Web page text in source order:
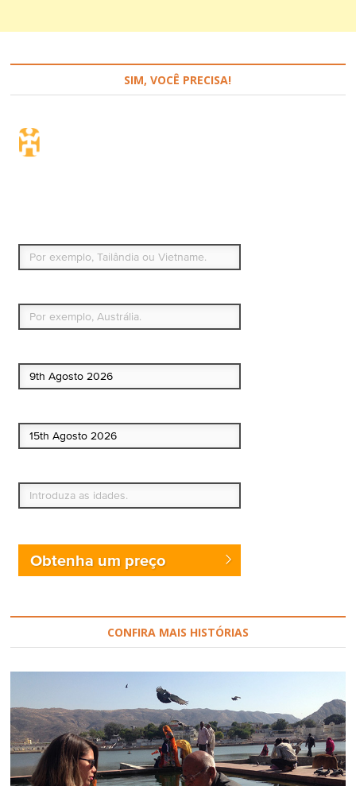
SIM, VOCÊ PRECISA!
Obtenha um preço
CONFIRA MAIS HISTÓRIAS